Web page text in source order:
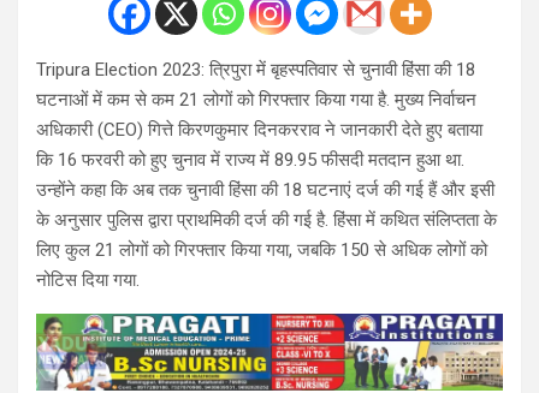
Tripura Election 2023: त्रिपुरा में बृहस्पतिवार से चुनावी हिंसा की 18
घटनाओं में कम से कम 21 लोगों को गिरफ्तार किया गया है. मुख्य निर्वाचन
अधिकारी (CEO) गित्ते किरणकुमार दिनकरराव ने जानकारी देते हुए बताया
कि 16 फरवरी को हुए चुनाव में राज्य में 89.95 फीसदी मतदान हुआ था.
उन्होंने कहा कि अब तक चुनावी हिंसा की 18 घटनाएं दर्ज की गई हैं और इसी
के अनुसार पुलिस द्वारा प्राथमिकी दर्ज की गई है. हिंसा में कथित संलिप्तता के
लिए कुल 21 लोगों को गिरफ्तार किया गया, जबकि 150 से अधिक लोगों को
नोटिस दिया गया.